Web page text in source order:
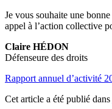
Je vous souhaite une
appel à l’action collective
Claire HÉDON
Défenseure des droits
Rapport annuel d’activité
Cet article a été publié dans